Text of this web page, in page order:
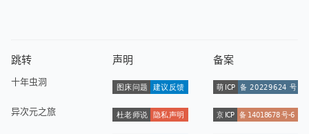
跳转
十年虫洞
异次元之旅
声明 备案